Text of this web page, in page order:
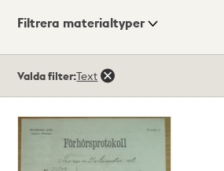
Visningsläge
Filtrera materialtyper
träffar
Valda filter:Text